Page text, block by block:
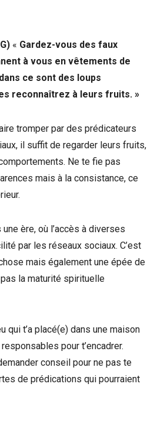
« Gardez-vous des faux
à vous en vêtements de
ce sont des loups
reconnaîtrez à leurs fruits. »
tromper par des prédicateurs
il suffit de regarder leurs fruits,
Ne te fie pas
mais à la consistance, ce
ère, où l’accès à diverses
par les réseaux sociaux. C’est
mais également une épée de
la maturité spirituelle
qui t’a placé(e) dans une maison
pour t’encadrer.
conseil pour ne pas te
de prédications qui pourraient